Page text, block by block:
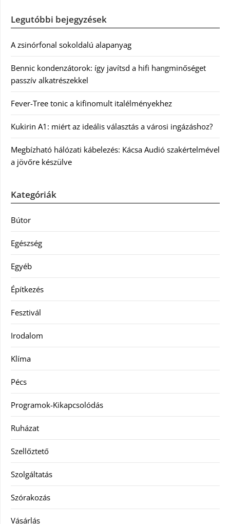
Legutóbbi bejegyzések
A zsinórfonal sokoldalú alapanyag
Bennic kondenzátorok: így javítsd a hifi hangminőséget
passzív alkatrészekkel
Fever-Tree tonic a kifinomult italélményekhez
Kukirin A1: miért az ideális választás a városi ingázáshoz?
Megbízható hálózati kábelezés: Kácsa Audió szakértelmével
a jövőre készülve
Kategóriák
Bútor
Egészség
Egyéb
Építkezés
Fesztivál
Irodalom
Klíma
Pécs
Programok-Kikapcsolódás
Ruházat
Szellőztető
Szolgáltatás
Szórakozás
Vásárlás